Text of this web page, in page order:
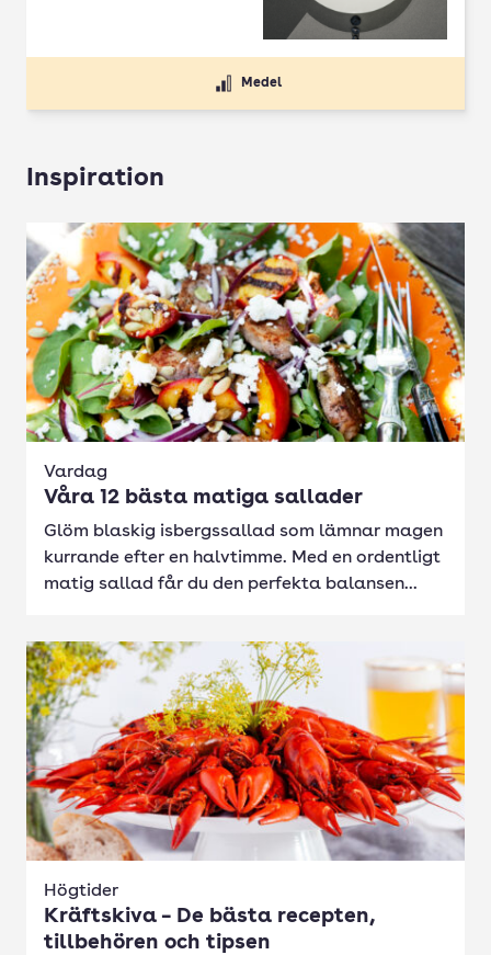
Medel
Inspiration
Vardag
Våra 12 bästa matiga sallader
Glöm blaskig isbergssallad som lämnar magen
kurrande efter en halvtimme. Med en ordentligt
matig sallad får du den perfekta balansen...
Högtider
Kräftskiva – De bästa recepten,
tillbehören och tipsen